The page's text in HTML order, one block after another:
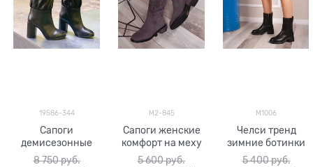
19586-344
Сапоги
демисезонные
8 750 руб.
M2-845
Сапоги женские
комфорт на меху
5 600 руб.
M1006
Челси тренд
зимние ботинки
5 400 руб.